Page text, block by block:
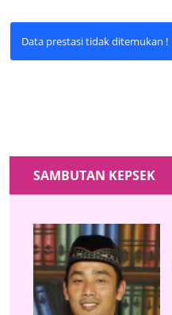
Data prestasi tidak ditemukan !
SAMBUTAN KEPSEK